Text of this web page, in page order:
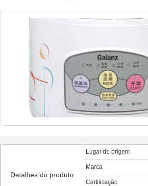
Detalhes do produto
Lugar de origem
Marca
Certificação